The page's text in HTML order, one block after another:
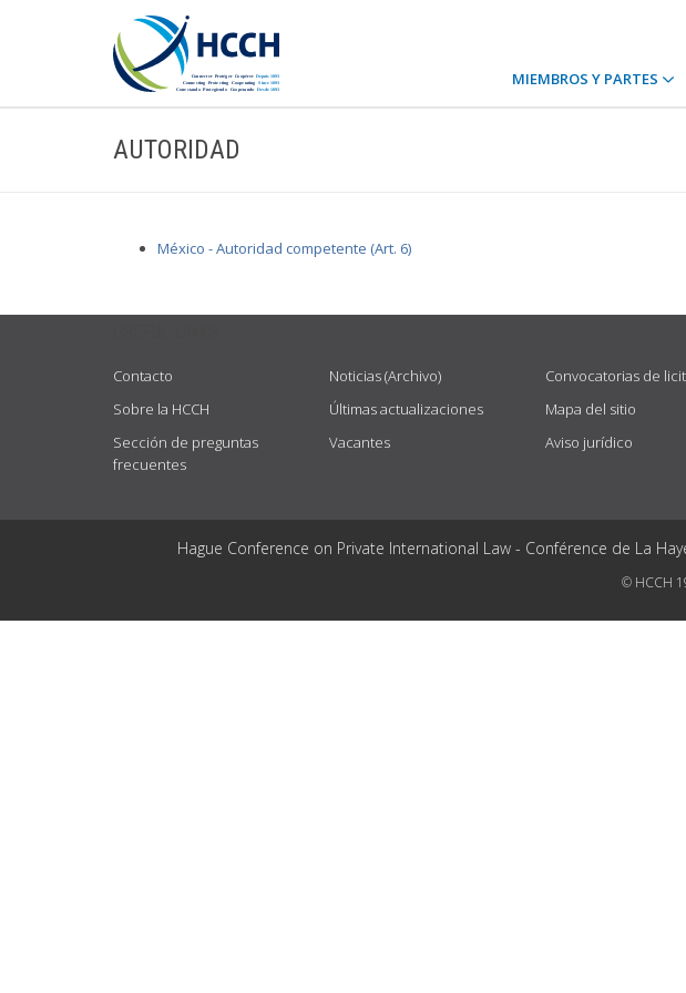
MIEMBROS Y PARTES
AUTORIDAD
México - Autoridad competente (Art. 6)
Contacto
Sobre la HCCH
Sección de preguntas
frecuentes
Noticias (Archivo)
Últimas actualizaciones
Vacantes
Convocatorias de
Mapa del sitio
Aviso jurídico
Hague Conference on Private International Law - Conférence de La
© HCCH